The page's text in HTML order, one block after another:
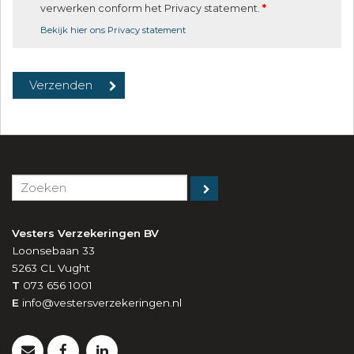
verwerken conform het Privacy statement. *
Bekijk hier ons Privacy statement
Vesters Verzekeringen BV
Loonsebaan 33
5263 CL Vught
T 073 656 1001
E info@vestersverzekeringen.nl